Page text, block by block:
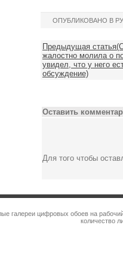
ОПУБЛИКОВАНО В
Предыдущая
жалостно молила о
увидел, что у него
обсуждение)
Оставить
Для того чтобы
галереи цифровых обоев на
количество